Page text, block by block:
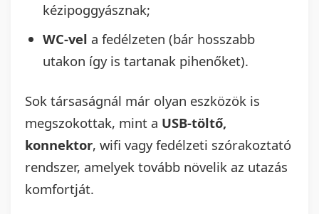
kézipoggyásznak;
WC-vel a fedélzeten (bár hosszabb
utakon így is tartanak pihenőket).
Sok társaságnál már olyan eszközök is
megszokottak, mint a USB-töltő,
konnektor, wifi vagy fedélzeti szórakoztató
rendszer, amelyek tovább növelik az utazás
komfortját.